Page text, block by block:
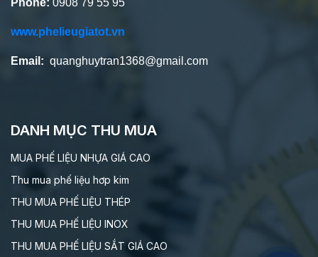
Phone: 0908 79 55 95
www.phelieugiatot.vn
Email: quanghuytran1368@gmail.com
DANH MỤC THU MUA
MUA PHẾ LIỆU NHỰA GIÁ CAO
Thu mua phế liệu hơp kim
THU MUA PHẾ LIỆU THÉP
THU MUA PHẾ LIỆU INOX
THU MUA PHẾ LIỆU SẮT GIÁ CAO